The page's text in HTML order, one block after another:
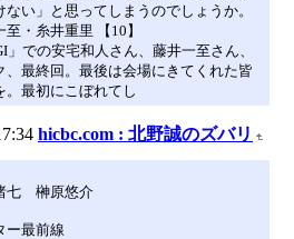
い」と思ってしまうのでしょうか。
・糸井重里 【10】
」での安宅和人さん、藤井一至さん、
、最終回。最後は会場にきてくれた皆
。最初にこぼれてし
hicbc.com : 北野誠のズバリ
七 榊原悠介
ー最前線